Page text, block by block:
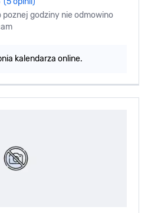
poznej godziny nie odmowino
kalendarza online.